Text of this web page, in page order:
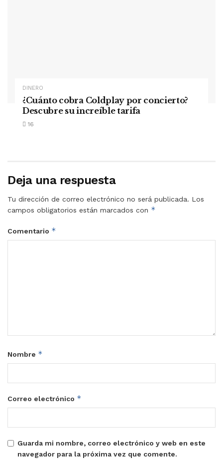
DINERO
¿Cuánto cobra Coldplay por concierto?
Descubre su increíble tarifa
16
Deja una respuesta
Tu dirección de correo electrónico no será publicada. Los
campos obligatorios están marcados con *
Comentario *
Nombre *
Correo electrónico *
Guarda mi nombre, correo electrónico y web en este
navegador para la próxima vez que comente.